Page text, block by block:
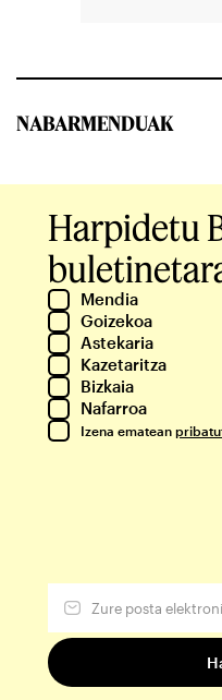
NABARMENDUAK
Harpidetu
Mendia
Goizekoa
Astekaria
Kazetaritza
Bizkaia
Nafarroa
Izena ematean